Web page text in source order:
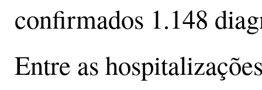
confirmados 1.148
Entre as